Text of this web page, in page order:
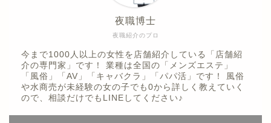
夜職紹介のプロ
夜職博士
今まで1000人以上の女性を店舗紹介している「店舗紹
介の専門家」です！ 業種は全国の「メンズエステ」
「風俗」「AV」「キャバクラ」「パパ活」です！ 風俗
や水商売が未経験の女の子でも0から詳しく教えていく
ので、相談だけでもLINEしてください♪